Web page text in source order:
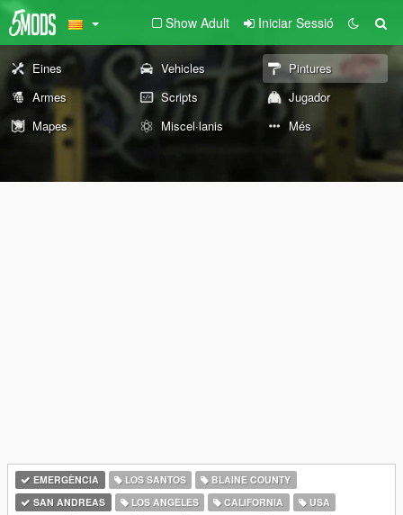
Show Adult Iniciar Sessió
Eines Vehicles
Pintures
Armes
Scripts
Jugador
Mapes
Miscel·lanis Més
EMERGÈNCIA LOS SANTOS
BLAINE COUNTY
SAN ANDREAS
LOS ANGELES CALIFORNIA
USA